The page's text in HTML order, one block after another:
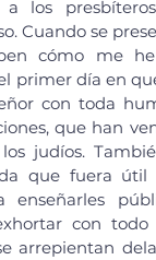
a los
Cuando se
primer día en
con toda
que han
los judíos.
que fuera útil
enseñarles
con
arrepientan